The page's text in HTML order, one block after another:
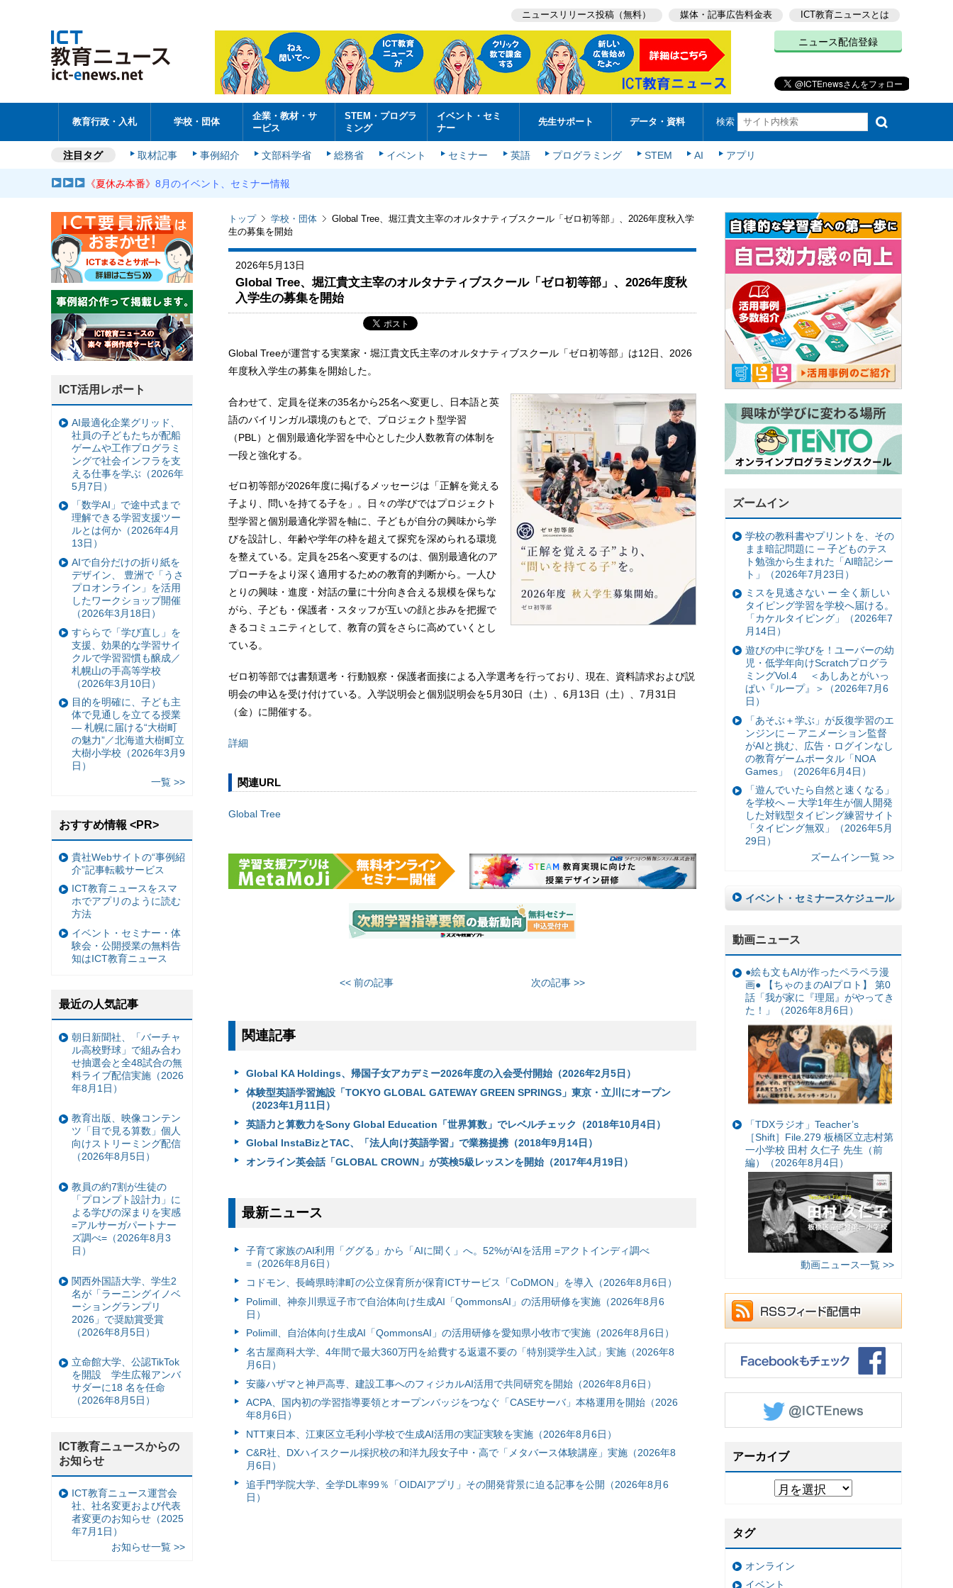
ニュースリリース投稿（無料） 媒体・記事広告料金表 ICT教育ニュースとは
ニュース配信登録
教育行政・入札 学校・団体
企業・教材・サ
ービス
STEM・プログラ
ミング
イベント・セミ
ナー
先生サポート データ・資料 検索
注目タグ 取材記事 事例紹介 文部科学省 総務省 イベント セミナー 英語 プログラミング STEM AI アプリ
《夏休み本番》8月のイベント、セミナー情報
トップ 学校・団体
Global Tree、堀江貴文主宰のオルタナティブスクール「ゼロ初等部」、2026年度秋入学
生の募集を開始
2026年5月13日
Global Tree、堀江貴文主宰のオルタナティブスクール「ゼロ初等部」、2026年度秋
入学生の募集を開始
Global Treeが運営する実業家・堀江貴文氏主宰のオルタナティブスクール「ゼロ初等部」は12日、2026
年度秋入学生の募集を開始した。
合わせて、定員を従来の35名から25名へ変更し、日本語と英
語のバイリンガル環境のもとで、プロジェクト型学習
（PBL）と個別最適化学習を中心とした少人数教育の体制を
一段と強化する。
ゼロ初等部が2026年度に掲げるメッセージは「正解を覚える
子より、問いを持てる子を」。日々の学びではプロジェクト
型学習と個別最適化学習を軸に、子どもが自分の興味から学
びを設計し、年齢や学年の枠を超えて探究を深められる環境
を整えている。定員を25名へ変更するのは、個別最適化のア
プローチをより深く適用するための教育的判断から。一人ひ
とりの興味・進度・対話の量に十分向き合える規模を保ちな
がら、子ども・保護者・スタッフが互いの顔と歩みを把握で
きるコミュニティとして、教育の質をさらに高めていくとし
ている。
ゼロ初等部では書類選考・行動観察・保護者面接による入学選考を行っており、現在、資料請求および説
明会の申込を受け付けている。入学説明会と個別説明会を5月30日（土）、6月13日（土）、7月31日
（金）に開催する。
詳細
関連URL
Global Tree
<< 前の記事 次の記事 >>
関連記事
Global KA Holdings、帰国子女アカデミー2026年度の入会受付開始（2026年2月5日）
体験型英語学習施設「TOKYO GLOBAL GATEWAY GREEN SPRINGS」東京・立川にオープン
（2023年1月11日）
英語力と算数力をSony Global Education「世界算数」でレベルチェック（2018年10月4日）
Global InstaBizとTAC、「法人向け英語学習」で業務提携（2018年9月14日）
オンライン英会話「GLOBAL CROWN」が英検5級レッスンを開始（2017年4月19日）
最新ニュース
子育て家族のAI利用「ググる」から「AIに聞く」へ。52%がAIを活用 =アクトインディ調べ
=（2026年8月6日）
コドモン、長崎県時津町の公立保育所が保育ICTサービス「CoDMON」を導入（2026年8月6日）
Polimill、神奈川県逗子市で自治体向け生成AI「QommonsAI」の活用研修を実施（2026年8月6
日）
Polimill、自治体向け生成AI「QommonsAI」の活用研修を愛知県小牧市で実施（2026年8月6日）
名古屋商科大学、4年間で最大360万円を給費する返還不要の「特別奨学生入試」実施（2026年8
月6日）
安藤ハザマと神戸高専、建設工事へのフィジカルAI活用で共同研究を開始（2026年8月6日）
ACPA、国内初の学習指導要領とオープンバッジをつなぐ「CASEサーバ」本格運用を開始（2026
年8月6日）
NTT東日本、江東区立毛利小学校で生成AI活用の実証実験を実施（2026年8月6日）
C&R社、DXハイスクール採択校の和洋九段女子中・高で「メタバース体験講座」実施（2026年8
月6日）
追手門学院大学、全学DL率99％「OIDAIアプリ」その開発背景に迫る記事を公開（2026年8月6
日）
ズームイン
学校の教科書やプリントを、その
まま暗記問題に ─ 子どものテス
ト勉強から生まれた「AI暗記シー
ト」（2026年7月23日）
ミスを見逃さない ー 全く新しい
タイピング学習を学校へ届ける。
「カケルタイピング」（2026年7
月14日）
遊びの中に学びを！ユーバーの幼
児・低学年向けScratchプログラ
ミングVol.4 ＜あしあとがいっ
ぱい『ループ』＞（2026年7月6
日）
「あそぶ＋学ぶ」が反復学習のエ
ンジンに ─ アニメーション監督
がAIと挑む、広告・ログインなし
の教育ゲームポータル「NOA
Games」（2026年6月4日）
「遊んでいたら自然と速くなる」
を学校へ ─ 大学1年生が個人開発
した対戦型タイピング練習サイト
「タイピング無双」（2026年5月
29日）
ズームイン一覧 >>
イベント・セミナースケジュール
動画ニュース
●絵も文もAIが作ったペラペラ漫
画● 【ちゃのまのAIプロト】 第0
話「我が家に『理屈』がやってき
た！」（2026年8月6日）
「TDXラジオ」Teacher’s
［Shift］File.279 板橋区立志村第
一小学校 田村 久仁子 先生（前
編）（2026年8月4日）
動画ニュース一覧 >>
アーカイブ
タグ
オンライン
イベント
ICT活用レポート
AI最適化企業グリッド、
社員の子どもたちが配船
ゲームや工作プログラミ
ングで社会インフラを支
える仕事を学ぶ（2026年
5月7日）
「数学AI」で途中式まで
理解できる学習支援ツー
ルとは何か（2026年4月
13日）
AIで自分だけの折り紙を
デザイン、 豊洲で「うさ
プロオンライン」を活用
したワークショップ開催
（2026年3月18日）
すららで「学び直し」を
支援、効果的な学習サイ
クルで学習習慣も醸成／
札幌山の手高等学校
（2026年3月10日）
目的を明確に、子ども主
体で見通しを立てる授業
— 札幌に届ける“大樹町
の魅力”／北海道大樹町立
大樹小学校（2026年3月9
日）
一覧 >>
おすすめ情報 <PR>
貴社Webサイトの“事例紹
介”記事転載サービス
ICT教育ニュースをスマ
ホでアプリのように読む
方法
イベント・セミナー・体
験会・公開授業の無料告
知はICT教育ニュース
最近の人気記事
朝日新聞社、「バーチャ
ル高校野球」で組み合わ
せ抽選会と全48試合の無
料ライブ配信実施（2026
年8月1日）
教育出版、映像コンテン
ツ「目で見る算数」個人
向けストリーミング配信
（2026年8月5日）
教員の約7割が生徒の
「プロンプト設計力」に
よる学びの深まりを実感
=アルサーガパートナー
ズ調べ=（2026年8月3
日）
関西外国語大学、学生2
名が「ラーニングイノベ
ーショングランプリ
2026」で奨励賞受賞
（2026年8月5日）
立命館大学、公認TikTok
を開設 学生広報アンバ
サダーに18 名を任命
（2026年8月5日）
ICT教育ニュースからの
お知らせ
ICT教育ニュース運営会
社、社名変更および代表
者変更のお知らせ（2025
年7月1日）
お知らせ一覧 >>